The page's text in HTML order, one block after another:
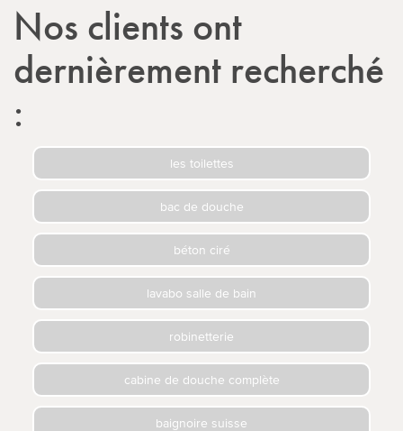
Nos clients ont
dernièrement recherché
:
les toilettes
bac de douche
béton ciré
lavabo salle de bain
robinetterie
cabine de douche complète
baignoire suisse